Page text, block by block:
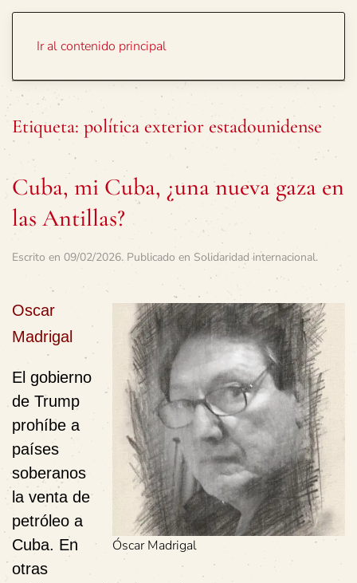
Ir al contenido principal
Etiqueta: política exterior estadounidense
Cuba, mi Cuba, ¿una nueva gaza en
las Antillas?
Escrito en 09/02/2026. Publicado en Solidaridad internacional.
Óscar Madrigal
Oscar
Madrigal
El gobierno
de Trump
prohíbe a
países
soberanos
la venta de
petróleo a
Cuba. En
otras